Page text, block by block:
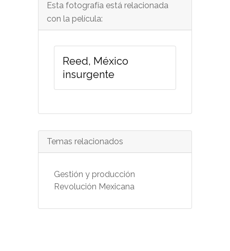
Esta fotografía está relacionada
con la película:
Reed, México
insurgente
Temas relacionados
Gestión y producción
Revolución Mexicana